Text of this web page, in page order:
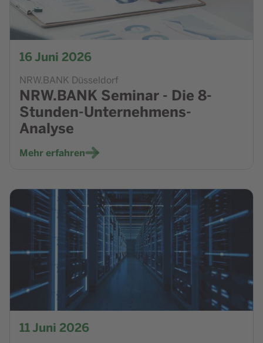
16Juni 2026
NRW.BANK Düsseldorf
NRW.BANK Seminar - Die 8-
Stunden-Unternehmens-
Analyse
Mehr erfahren
Zur Veranstaltung Update Zukunftsfähigkeit - Wie KI
11Juni 2026